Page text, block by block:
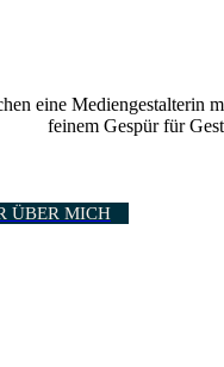
eine Mediengestalterin
feinem Gespür für
ÜBER MICH